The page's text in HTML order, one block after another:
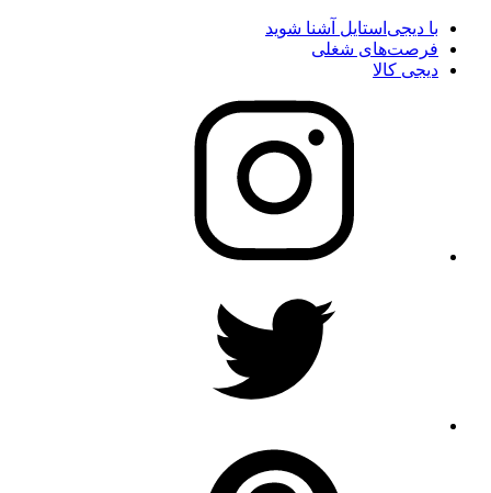
با دیجی‌استایل آشنا شوید
فرصت‌های شغلی
دیجی کالا